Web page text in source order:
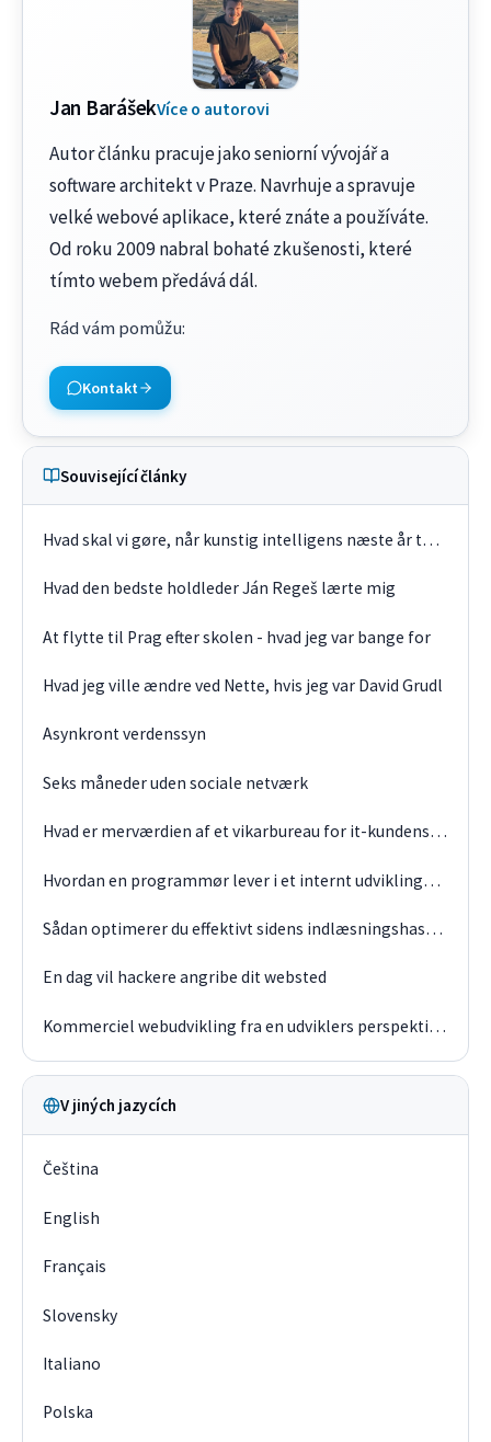
Jan BarášekVíce o autorovi
Autor článku pracuje jako seniorní vývojář a
software architekt v Praze. Navrhuje a spravuje
velké webové aplikace, které znáte a používáte.
Od roku 2009 nabral bohaté zkušenosti, které
tímto webem předává dál.
Rád vám pomůžu:
Kontakt
Související články
Hvad skal vi gøre, når kunstig intelligens næste år tager jobbet fra programmører?
Hvad den bedste holdleder Ján Regeš lærte mig
At flytte til Prag efter skolen - hvad jeg var bange for
Hvad jeg ville ændre ved Nette, hvis jeg var David Grudl
Asynkront verdenssyn
Seks måneder uden sociale netværk
Hvad er merværdien af et vikarbureau for it-kundens virksomhed?
Hvordan en programmør lever i et internt udviklingsteam
Sådan optimerer du effektivt sidens indlæsningshastighed
En dag vil hackere angribe dit websted
Kommerciel webudvikling fra en udviklers perspektiv i 2019
V jiných jazycích
Čeština
English
Français
Slovensky
Italiano
Polska